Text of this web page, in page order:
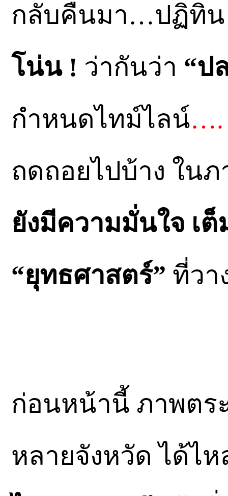
กลับคืนมา…ปฏิทิ
โน่น ! ว่ากันว่า “ป
กำหนดไทม์ไลน์….
ถดถอยไปบ้าง ใน
ยังมีความมั่นใจ เต็
“ยุทธศาสตร์” ที่วา
ก่อนหน้านี้ ภาพตร
หลายจังหวัด ได้ไ